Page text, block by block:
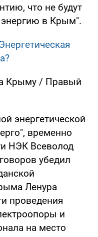
что не будут
энергию в Крым".
Крыму / Правый
энергетической
временно
НЭК Всеволод
убедил
Ленура
проведения
и
на место